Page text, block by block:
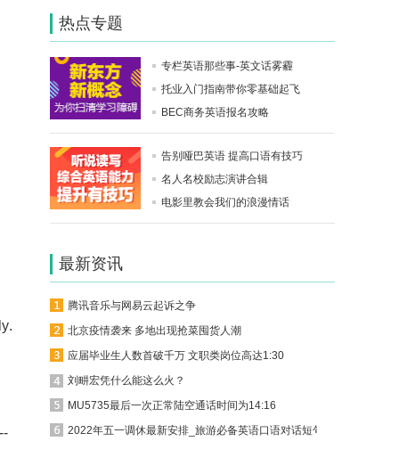
热点专题
专栏英语那些事-英文话雾霾
托业入门指南带你零基础起飞
BEC商务英语报名攻略
告别哑巴英语 提高口语有技巧
名人名校励志演讲合辑
电影里教会我们的浪漫情话
最新资讯
腾讯音乐与网易云起诉之争
北京疫情袭来 多地出现抢菜囤货人潮
应届毕业生人数首破千万 文职类岗位高达1:30
刘畊宏凭什么能这么火？
MU5735最后一次正常陆空通话时间为14:16
2022年五一调休最新安排_旅游必备英语口语对话短句